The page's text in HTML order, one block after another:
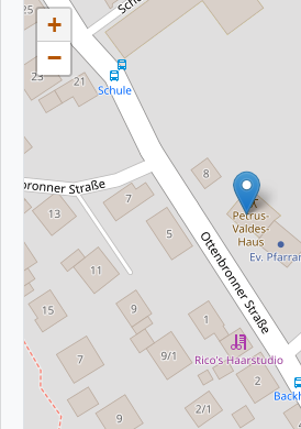
+
−